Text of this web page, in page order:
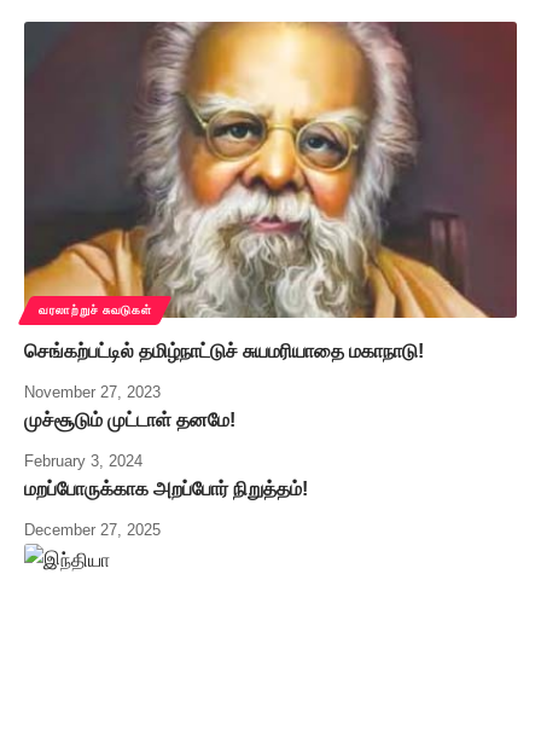
வரலாற்றுச் சுவடுகள்
செங்கற்பட்டில் தமிழ்நாட்டுச் சுயமரியாதை மகாநாடு!
November 27, 2023
முச்சூடும் முட்டாள் தனமே!
February 3, 2024
மறப்போருக்காக அறப்போர் நிறுத்தம்!
December 27, 2025